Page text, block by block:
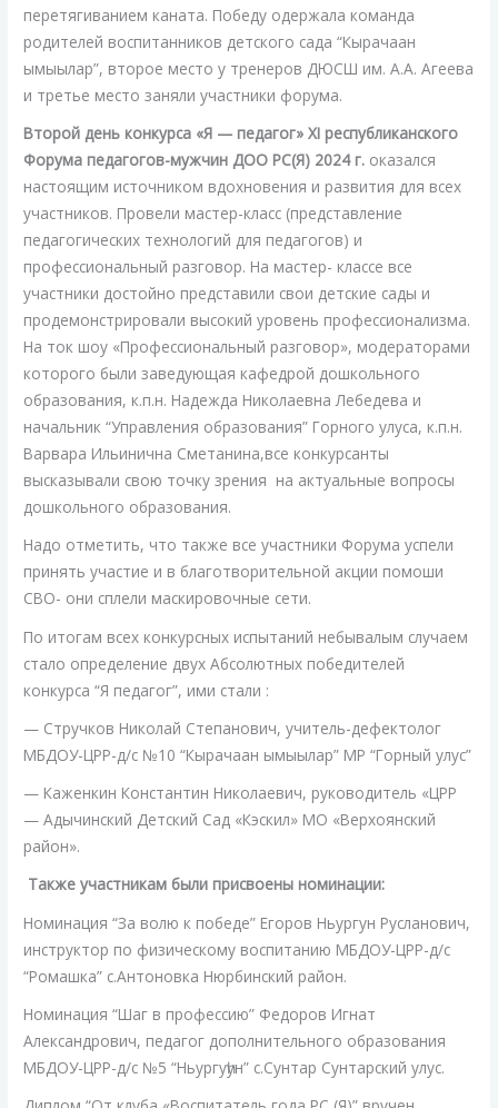
перетягиванием каната. Победу одержала команда
родителей воспитанников детского сада “Кырачаан
ымыылар”, второе место у тренеров ДЮСШ им. А.А. Агеева
и третье место заняли участники форума.
Второй день конкурса «Я — педагог» XI республиканского
Форума педагогов-мужчин ДОО РС(Я) 2024 г. оказался
настоящим источником вдохновения и развития для всех
участников. Провели мастер-класс (представление
педагогических технологий для педагогов) и
профессиональный разговор. На мастер- классе все
участники достойно представили свои детские сады и
продемонстрировали высокий уровень профессионализма.
На ток шоу «Профессиональный разговор», модераторами
которого были заведующая кафедрой дошкольного
образования, к.п.н. Надежда Николаевна Лебедева и
начальник “Управления образования” Горного улуса, к.п.н.
Варвара Ильинична Сметанина,все конкурсанты
высказывали свою точку зрения на актуальные вопросы
дошкольного образования.
Надо отметить, что также все участники Форума успели
принять участие и в благотворительной акции помоши
СВО- они сплели маскировочные сети.
По итогам всех конкурсных испытаний небывалым случаем
стало определение двух Абсолютных победителей
конкурса “Я педагог”, ими стали :
— Стручков Николай Степанович, учитель-дефектолог
МБДОУ-ЦРР-д/с №10 “Кырачаан ымыылар” МР “Горный улус”
— Каженкин Константин Николаевич, руководитель «ЦРР
— Адычинский Детский Сад «Кэскил» МО «Верхоянский
район».
Также участникам были присвоены номинации:
Номинация “За волю к победе” Егоров Ньургун Русланович,
инструктор по физическому воспитанию МБДОУ-ЦРР-д/с
“Ромашка” с.Антоновка Нюрбинский район.
Номинация “Шаг в профессию” Федоров Игнат
Александрович, педагог дополнительного образования
МБДОУ-ЦРР-д/с №5 “Ньургуһун” с.Сунтар Сунтарский улус.